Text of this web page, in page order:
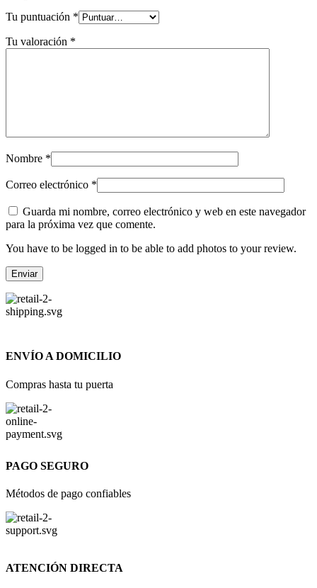
Tu puntuación *
Tu valoración *
Nombre *
Correo electrónico *
Guarda mi nombre, correo electrónico y web en este navegador
para la próxima vez que comente.
You have to be logged in to be able to add photos to your review.
ENVÍO A DOMICILIO
Compras hasta tu puerta
PAGO SEGURO
Métodos de pago confiables
ATENCIÓN DIRECTA